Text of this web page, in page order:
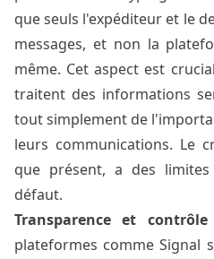
que seuls l'expéditeur et le
messages, et non la
même. Cet aspect est
traitent des informations
tout simplement de
leurs communications. Le
que présent, a des
défaut.
Transparence et
plateformes comme Signal